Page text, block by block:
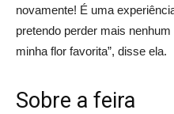
novamente! É uma
pretendo perder mais
minha flor favorita”, disse ela.
Sobre a feira